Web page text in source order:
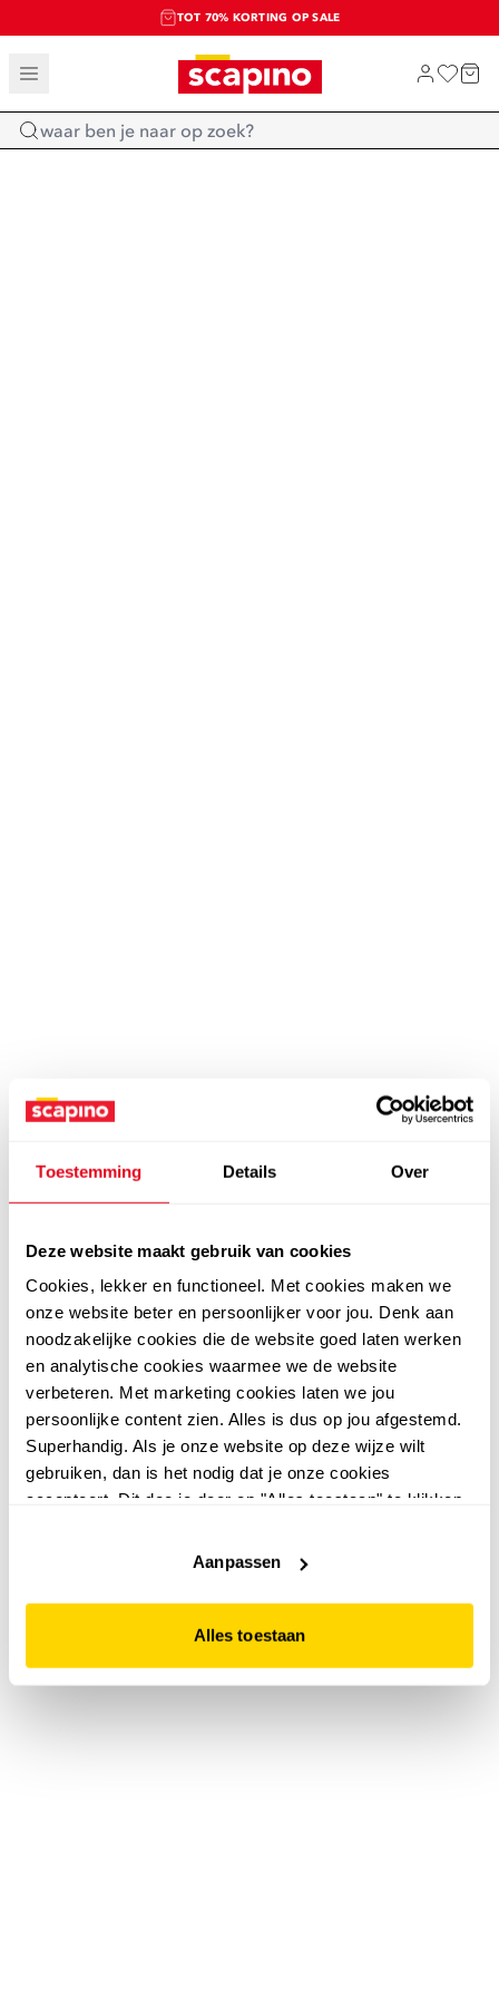
Toestemming Details Over
Deze website maakt gebruik van cookies
Cookies, lekker en functioneel. Met cookies maken we
onze website beter en persoonlijker voor jou. Denk aan
noodzakelijke cookies die de website goed laten werken
en analytische cookies waarmee we de website
verbeteren. Met marketing cookies laten we jou
persoonlijke content zien. Alles is dus op jou afgestemd.
Superhandig. Als je onze website op deze wijze wilt
gebruiken, dan is het nodig dat je onze cookies
accepteert. Dit doe je door op "Alles toestaan" te klikken.
website niet optimaal functioneert.
Aanpassen
Alles toestaan
TOT 70% KORTING OP SALE
SALE: LAATSTE KANS!
SHOP NIEUW
Home